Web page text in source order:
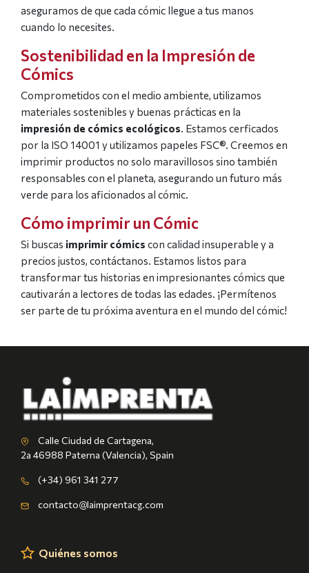
aseguramos de que cada cómic llegue a tus manos
cuando lo necesites.
Sostenibilidad en la Impresión de
Cómics
Comprometidos con el medio ambiente, utilizamos
materiales sostenibles y buenas prácticas en la
impresión de cómics ecológicos. Estamos cerficados
por la ISO 14001 y utilizamos papeles FSC®. Creemos en
imprimir productos no solo maravillosos sino también
responsables con el planeta, asegurando un futuro más
verde para los aficionados al cómic.
Cómo imprimir un Cómic
Si buscas imprimir cómics con calidad insuperable y a
precios justos, contáctanos. Estamos listos para
transformar tus historias en impresionantes cómics que
cautivarán a lectores de todas las edades. ¡Permítenos
ser parte de tu próxima aventura en el mundo del cómic!
Calle Ciudad de Cartagena,
2a 46988 Paterna (Valencia), Spain
(+34) 961 341 277
contacto@laimprentacg.com
Quiénes somos